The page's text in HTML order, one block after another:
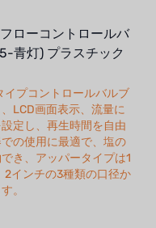
ローコントロールバ
青灯) プラスチック
イプコントロールバルブ
LCD画面表示、流量に
定し、再生時間を自由
の使用に最適で、塩の
き、アッパータイプは1
2インチの3種類の口径か
。